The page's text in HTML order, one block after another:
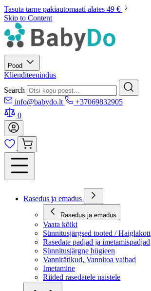
Tasuta tarne pakiautomaati alates 49 €
Skip to Content
Pood
Klienditeenindus
Search
info@babydo.lt
+37069832905
0
Rasedus ja emadus
Rasedus ja emadus
Vaata kõiki
Sünnitusjärgsed tooted / Haiglakott
Rasedate padjad ja imetamispadjad
Sünnitusjärgne hügieen
Vannirätikud, Vannitoa vaibad
Imetamine
Riided rasedatele naistele